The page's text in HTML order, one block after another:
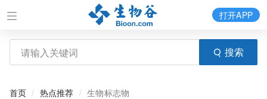
搜索
打开APP
首页 热点推荐 生物标志物